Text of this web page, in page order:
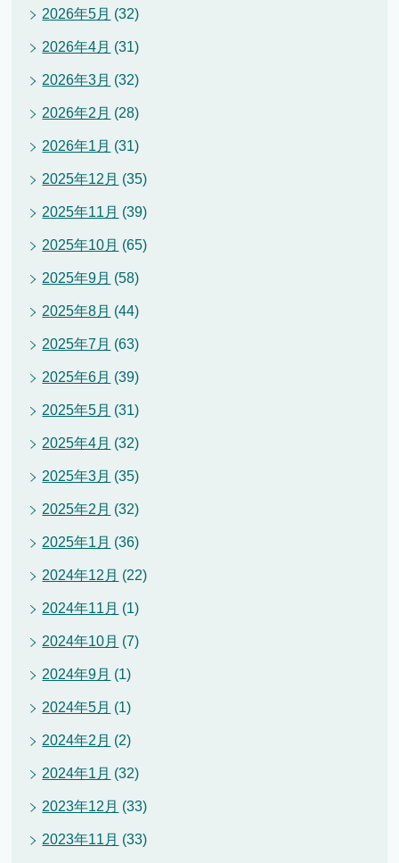
2026年5月 (32)
2026年4月 (31)
2026年3月 (32)
2026年2月 (28)
2026年1月 (31)
2025年12月 (35)
2025年11月 (39)
2025年10月 (65)
2025年9月 (58)
2025年8月 (44)
2025年7月 (63)
2025年6月 (39)
2025年5月 (31)
2025年4月 (32)
2025年3月 (35)
2025年2月 (32)
2025年1月 (36)
2024年12月 (22)
2024年11月 (1)
2024年10月 (7)
2024年9月 (1)
2024年5月 (1)
2024年2月 (2)
2024年1月 (32)
2023年12月 (33)
2023年11月 (33)